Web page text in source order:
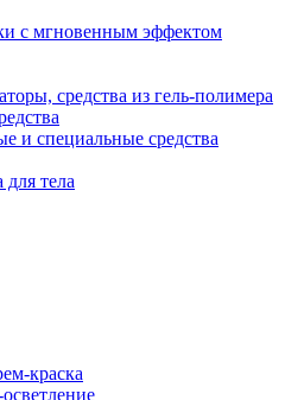
с мгновенным эффектом
средства из гель-полимера
и специальные средства
тела
краска